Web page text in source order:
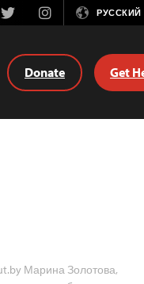
TwitterInstagramРУССКИЙ
Donate Get
Марина Золотова,